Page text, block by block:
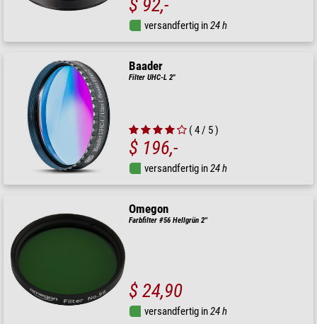
$ 92,-
versandfertig in24 h
Baader
Filter UHC-L 2"
( 4 / 5 )
$ 196,-
versandfertig in24 h
Omegon
Farbfilter #56 Hellgrün 2''
$ 24,90
versandfertig in24 h